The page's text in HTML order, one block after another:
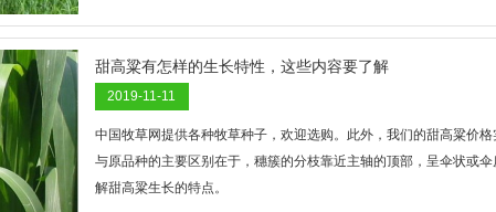
甜高粱有怎样的生长特性，这些内容要了解
2019-11-11
中国牧草网提供各种牧草种子，欢迎选购。此外，我们的甜高粱价
与原品种的主要区别在于，穗簇的分枝靠近主轴的顶部，呈伞状或
解甜高粱生长的特点。